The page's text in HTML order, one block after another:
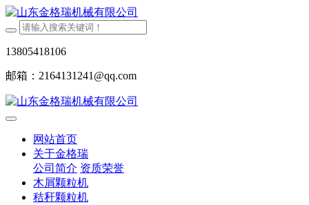
13805418106
邮箱：2164131241@qq.com
网站首页
关于金格瑞
公司简介 资质荣誉
木屑颗粒机
秸秆颗粒机